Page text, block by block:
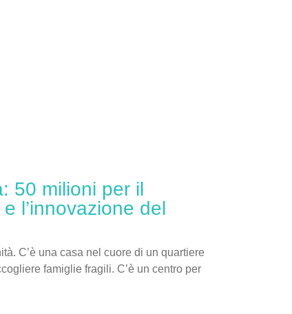
50 milioni per il
l’innovazione del
C’è una casa nel cuore di un quartiere
famiglie fragili. C’è un centro per